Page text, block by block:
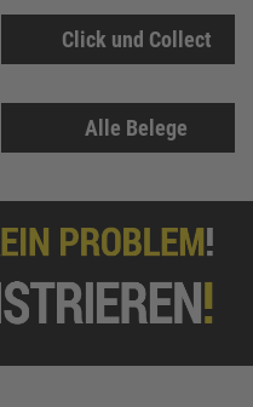
Click und Collect
Alle Belege